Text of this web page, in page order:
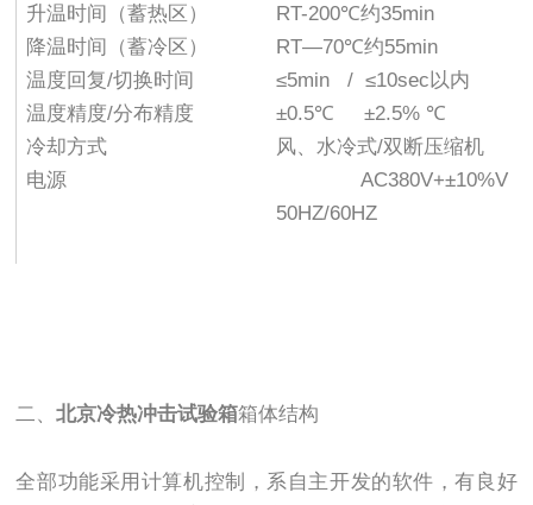
升温时间（蓄热区）
RT-200℃约35min
降温时间（蓄冷区）
RT—70℃约55min
温度回复/切换时间
≤5min / ≤10sec以内
温度精度/分布精度
±0.5℃ ±2.5% ℃
冷却方式
风、水冷式/双断压缩机
电源
AC380V+±10%V
50HZ/60HZ
二、北京冷热冲击试验箱箱体结构
全部功能采用计算机控制，系自主开发的软件，有良好